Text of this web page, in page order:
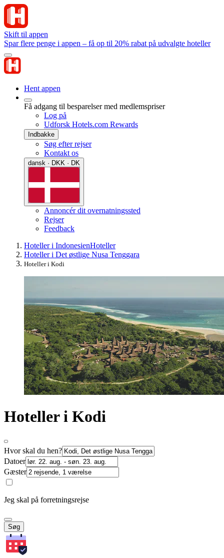
Skift til appen
Spar flere penge i appen – få op til 20% rabat på udvalgte hoteller
Hent appen
Få adgang til besparelser med medlemspriser
Log på
Udforsk Hotels.com Rewards
Indbakke
Søg efter rejser
Kontakt os
dansk · DKK · DK
Annoncér dit overnatningssted
Rejser
Feedback
Hoteller i IndonesienHoteller
Hoteller i Det østlige Nusa Tenggara
Hoteller i Kodi
Hoteller i Kodi
Hvor skal du hen?
Datoer
Gæster
Jeg skal på forretningsrejse
Søg